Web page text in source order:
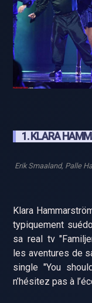
1. KLARA
Erik Smaaland, Palle
Klara
typiquement
sa real tv
les aventures de
single "You
n’hésitez pas à